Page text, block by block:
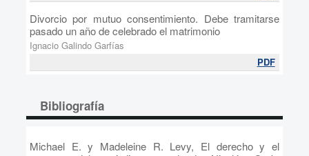
Divorcio por mutuo consentimiento. Debe tramitarse
pasado un año de celebrado el matrimonio
Ignacio Galindo Garfías
PDF
Bibliografía
Michael E. y Madeleine R. Levy, El derecho y el